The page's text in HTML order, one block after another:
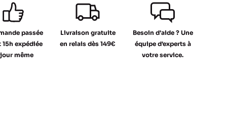
passée
15h expédiée
même
Livraison gratuite
en relais dès 149€
Besoin d'aide ? Une
équipe d'experts à
votre service.